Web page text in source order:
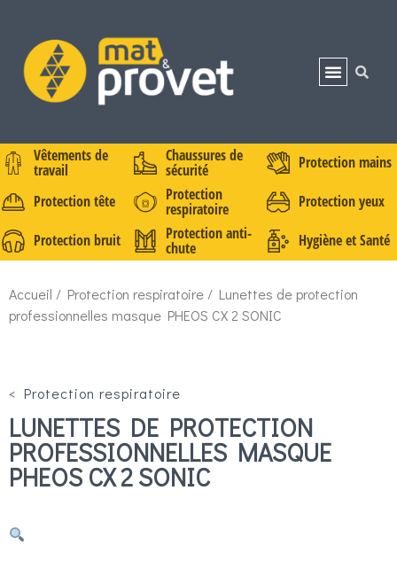
Vêtements de
travail
Chaussures de
sécurité
Protection mains
Protection tête
Protection
respiratoire
Protection yeux
Protection bruit
Protection anti-
chute Hygiène et Santé
Accueil / Protection respiratoire / Lunettes de protection
professionnelles masque PHEOS CX 2 SONIC
< Protection respiratoire
LUNETTES DE PROTECTION
PROFESSIONNELLES MASQUE
PHEOS CX 2 SONIC